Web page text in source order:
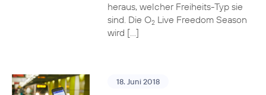
heraus, welcher Freiheits-Typ sie
sind. Die O2Live Freedom Season
wird […]
18. Juni 2018